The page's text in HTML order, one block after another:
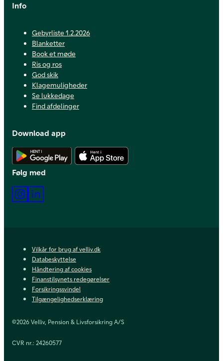
Info
Gebyrliste 1.2.2026
Blanketter
Book et møde
Ris og ros
God skik
Klagemuligheder
Se lukkedage
Find afdelinger
Download app
Hent Android app
Følg med
Instagram
Vilkår for brug af velliv.dk
Databeskyttelse
Håndtering af cookies
Finanstilsynets redegørelser
Forsikringssvindel
Tilgængelighedserklæring
©2026 Velliv, Pension & Livsforsikring A/S
CVR nr.: 24260577